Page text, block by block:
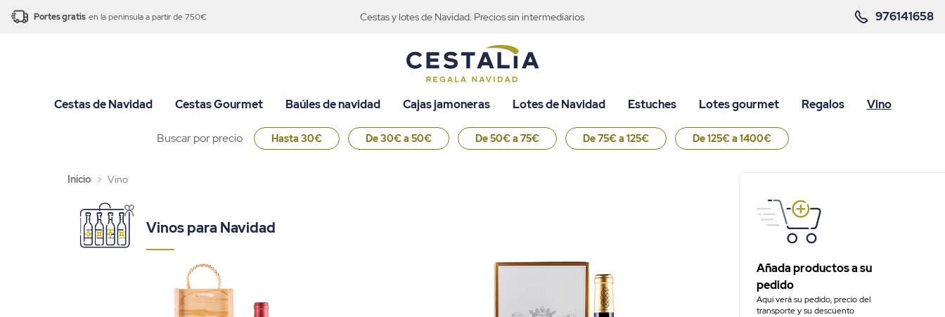
Portes gratis en la peninsula a partir de 750€ Cestas y lotes de Navidad. Precios sin intermediarios 976141658
Cestas de Navidad Cestas Gourmet Baúles de navidad Cajas jamoneras Lotes de Navidad Estuches Lotes gourmet Regalos Vino
Buscar por precio Hasta 30€ De 30€ a 50€ De 50€ a 75€ De 75€ a 125€ De 125€ a 1400€
Añada productos a su
pedido
Aquí verá su pedido, precio del
transporte y su descuento
Inicio > Vino
Vinos para Navidad